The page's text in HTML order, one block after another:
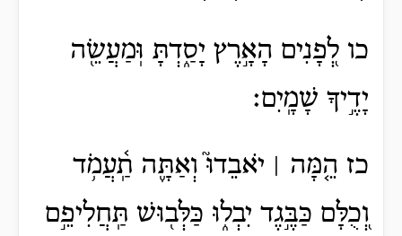
כו לְ֭פָנִים הָאָ֣רֶץ יָסַ֑דְתָּ וּֽמַעֲשֵׂ֖ה
יָדֶ֣יךָ שָׁמָֽיִם׃
כז הֵ֤מָּה ׀ יֹאבֵדוּ֮ וְאַתָּ֪ה תַֽ֫עֲמֹ֥ד
וְ֭כֻלָּם כַּבֶּ֣גֶד יִבְל֑וּ כַּלְּב֖וּשׁ תַּֽחֲלִיפֵ֣ם